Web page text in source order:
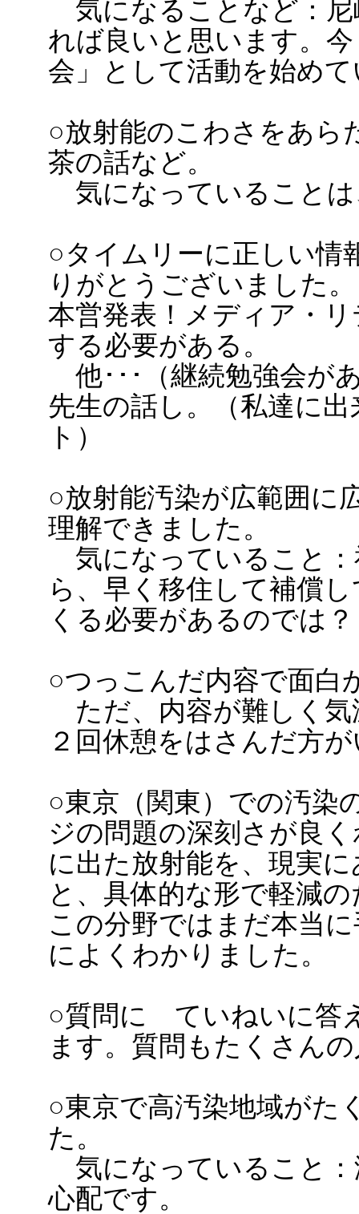
気になることなど：尼
れば良いと思います。
会」として活動を始め
○放射能のこわさをあら
茶の話など。
気になっていることは
○タイムリーに正しい情
りがとうございました
本営発表！メディア・
する必要がある。
他･･･（継続勉強会が
先生の話し。（私達に
ト）
○放射能汚染が広範囲に
理解できました。
気になっていること
ら、早く移住して補償
くる必要があるのでは？
○つっこんだ内容で面白
ただ、内容が難しく気
２回休憩をはさんだ方
○東京（関東）での汚染
ジの問題の深刻さが良
に出た放射能を、現実
と、具体的な形で軽減
この分野ではまだ本当
によくわかりました。
○質問に ていねいに答
ます。質問もたくさん
○東京で高汚染地域がた
た。
気になっていること：
心配です。